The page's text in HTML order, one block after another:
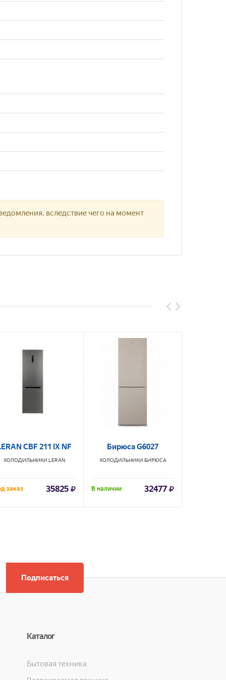
вследствие чего на момент
CBF 211 IX NF
ХОЛОДИЛЬНИКИ LERAN
заказ 35825
Бирюса G6027
ХОЛОДИЛЬНИКИ БИРЮСА
В наличии 32477
Подписаться
Каталог
Бытовая техника